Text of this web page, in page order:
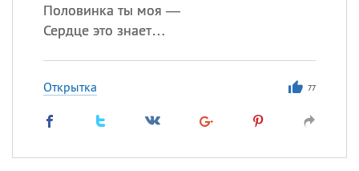
Половинка ты моя —
Сердце это знает…
Открытка 77